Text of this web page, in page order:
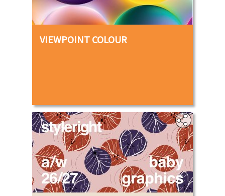
VIEWPOINT COLOUR